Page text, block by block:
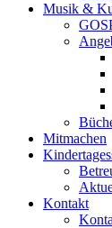
Musik &
Mitmachen
Kontakt